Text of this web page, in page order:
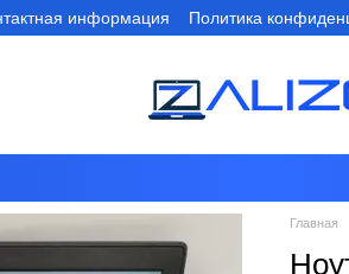
информация Политика
Главная